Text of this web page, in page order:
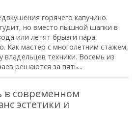
горячего капучино.
но вместо пышной шапки в
или летят брызги пара.
Как мастер с многолетним стажем,
владельцев техники. Восемь из
решаются за пять...
в современном
эстетики и